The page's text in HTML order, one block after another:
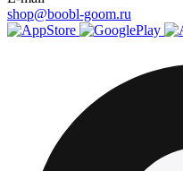
shop@boobl-goom.ru